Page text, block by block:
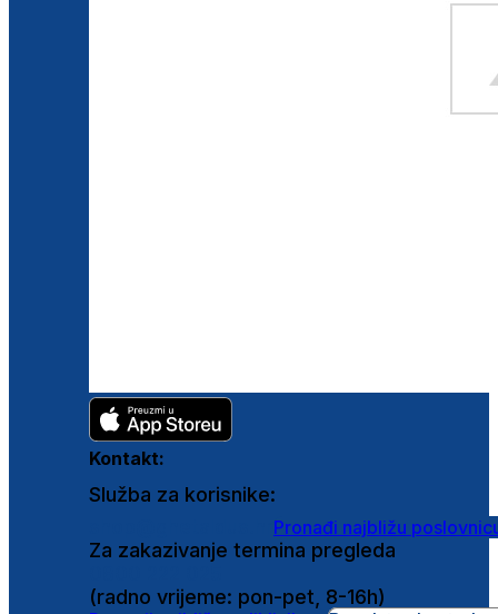
Kontakt:
Služba za korisnike:
Pronađi najbližu
Za zakazivanje termina pregleda
(radno vrijeme: pon-pet, 8-16h)